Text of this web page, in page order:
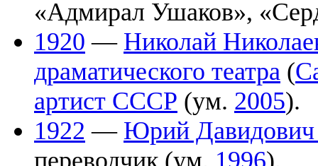
«Адмирал Ушаков»,
1920 — Николай
драматического театра (
артист СССР (ум. 2005).
1922 — Юрий Давидович